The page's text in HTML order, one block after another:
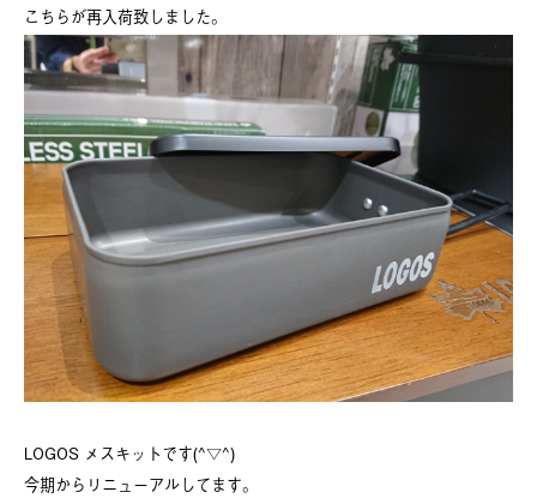
こちらが再入荷致しました。
LOGOS メスキットです(^▽^)
今期からリニューアルしてます。